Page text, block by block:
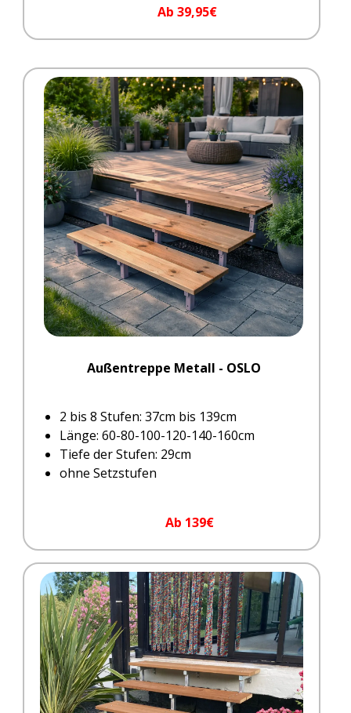
Ab 39,95€
Außentreppe Metall - OSLO
2 bis 8 Stufen: 37cm bis 139cm
Länge: 60-80-100-120-140-160cm
Tiefe der Stufen: 29cm
ohne Setzstufen
Ab 139€